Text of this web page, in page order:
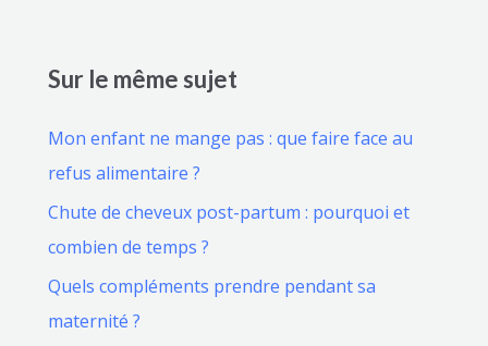
Sur le même sujet
Mon enfant ne mange pas : que faire face au
refus alimentaire ?
Chute de cheveux post-partum : pourquoi et
combien de temps ?
Quels compléments prendre pendant sa
maternité ?